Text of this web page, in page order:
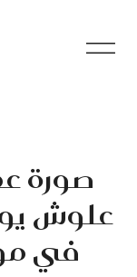
صورة
علوش
في